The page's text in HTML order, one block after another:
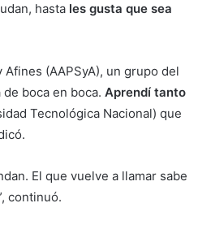
hasta les gusta que sea
(AAPSyA), un grupo del
de boca en boca.Aprendí tanto
Tecnológica Nacional) que
El que vuelve a llamar sabe
continuó.